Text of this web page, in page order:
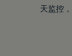
天监控